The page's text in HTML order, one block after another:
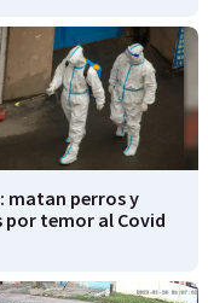
matan perros y
por temor al Covid